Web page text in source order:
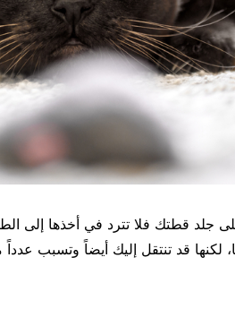
جلد قطتك فلا تترد في أخذها إلى
قد تنتقل إليك أيضاً وتسبب